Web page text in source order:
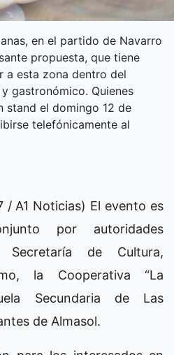
en el partido de Navarro
propuesta, que tiene
esta zona dentro del
gastronómico. Quienes
stand el domingo 12 de
telefónicamente al
/ A1 Noticias) El evento es
por autoridades
de Cultura,
la Cooperativa “La
Secundaria de Las
de Almasol.